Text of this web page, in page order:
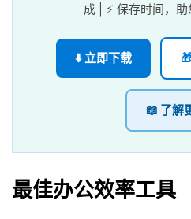
成 | ⚡ 保存时间，
⬇️ 立即下载
📖 了解
最佳办公效率工具